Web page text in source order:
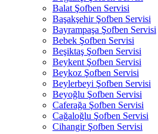
Balat Şofben Servisi
Başakşehir Şofben Servisi
Bayrampaşa Şofben Servisi
Bebek Şofben Servisi
Beşiktaş Şofben Servisi
Beykent Şofben Servisi
Beykoz Şofben Servisi
Beylerbeyi Şofben Servisi
Beyoğlu Şofben Servisi
Caferağa Şofben Servisi
Cağaloğlu Şofben Servisi
Cihangir Şofben Servisi